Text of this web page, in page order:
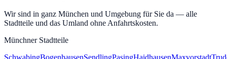
Wir sind in ganz München und Umgebung für Sie da — alle
Stadtteile und das Umland ohne Anfahrtskosten.
Münchner Stadtteile